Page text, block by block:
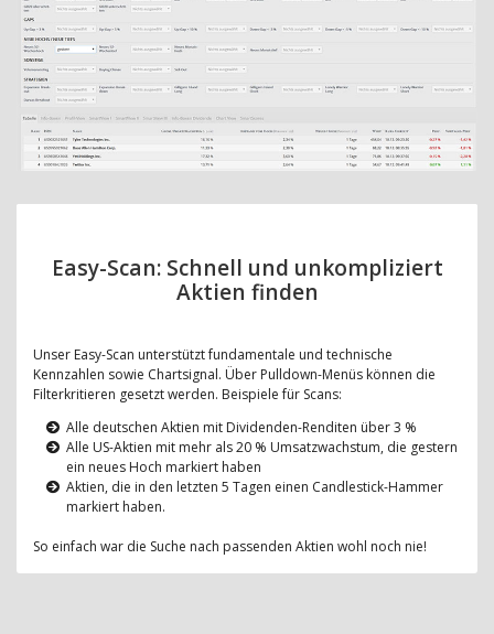
Easy-Scan: Schnell und unkompliziert
Aktien finden
Unser Easy-Scan unterstützt fundamentale und technische
Kennzahlen sowie Chartsignal. Über Pulldown-Menüs können die
Filterkritieren gesetzt werden. Beispiele für Scans:
Alle deutschen Aktien mit Dividenden-Renditen über 3 %
Alle US-Aktien mit mehr als 20 % Umsatzwachstum, die gestern
ein neues Hoch markiert haben
Aktien, die in den letzten 5 Tagen einen Candlestick-Hammer
markiert haben.
So einfach war die Suche nach passenden Aktien wohl noch nie!